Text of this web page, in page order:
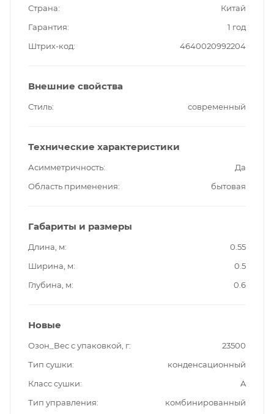
Страна
Китай
Гарантия
1 год
Штрих-код
4640020992204
Внешние свойства
Стиль современный
Технические характеристики
Асимметричность
Да
Область применения
бытовая
Габариты и размеры
Длина, м
0.55
Ширина, м
0.5
Глубина, м
0.6
Новые
Озон_Вес с упаковкой, г
23500
Тип сушки
конденсационный
Класс сушки
A
Тип управления
комбинированный